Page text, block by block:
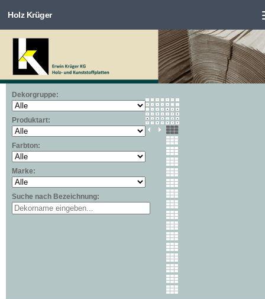
Zum Inhalt springen
Holz Krüger
Dekorgruppe:
Produktart:
Farbton:
Marke:
Suche nach Bezeichnung: